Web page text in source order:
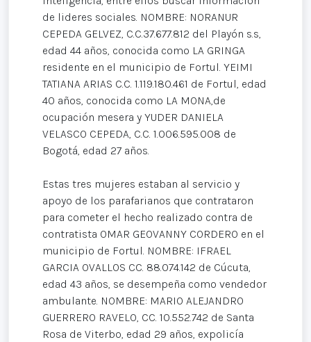
de lideres sociales. NOMBRE: NORANUR
CEPEDA GELVEZ, C.C.37.677.812 del Playón s.s,
edad 44 años, conocida como LA GRINGA
residente en el municipio de Fortul. YEIMI
TATIANA ARIAS C.C. 1.119.180.461 de Fortul, edad
40 años, conocida como LA MONA,de
ocupación mesera y YUDER DANIELA
VELASCO CEPEDA, C.C. 1.006.595.008 de
Bogotá, edad 27 años.
Estas tres mujeres estaban al servicio y
apoyo de los parafarianos que contrataron
para cometer el hecho realizado contra de
contratista OMAR GEOVANNY CORDERO en el
municipio de Fortul. NOMBRE: IFRAEL
GARCIA OVALLOS CC. 88.074.142 de Cúcuta,
edad 43 años, se desempeña como vendedor
ambulante. NOMBRE: MARIO ALEJANDRO
GUERRERO RAVELO, CC. 10.552.742 de Santa
Rosa de Viterbo, edad 29 años, expolicía